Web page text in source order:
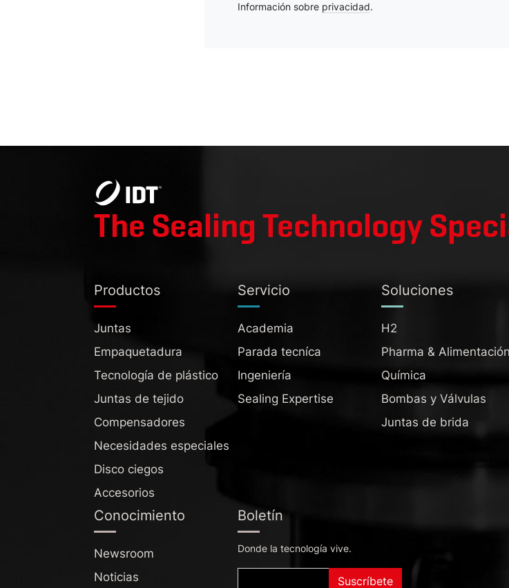
Deutsch
Información sobre privacidad.
The Sealing Technology
Productos
Juntas
Empaquetadura
Tecnología de plástico
Juntas de tejido
Compensadores
Necesidades especiales
Disco ciegos
Accesorios
Servicio
Academia
Parada tecníca
Ingeniería
Sealing Expertise
Soluciones
H2
Pharma & Alimentación
Química
Bombas y Válvulas
Juntas de brida
Conocimiento
Newsroom
Noticias
Boletín
Donde la tecnología vive.
Suscríbete